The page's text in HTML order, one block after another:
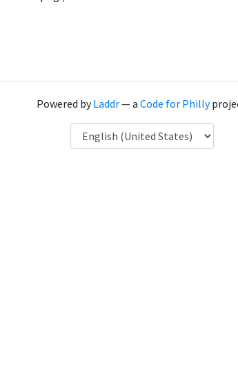
Powered byLaddr— a Code for Philly
Language